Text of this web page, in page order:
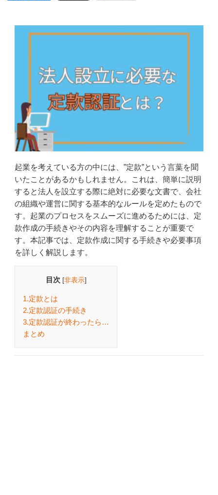
起業を考えている方の中には、”定款”という言葉を聞
いたことがあるかもしれません。これは、簡単に説明
すると法人を設立する際に絶対に必要な文書で、会社
の組織や運営に関する基本的なルールを定めたもので
す。起業のプロセスをスムーズに進めるためには、定
款作成の手続きやその内容を理解することが重要で
す。本記事では、定款作成に関する手続きや必要事項
を詳しく解説します。
目次 [非表示]
1.定款とは
2.定款認証の手続き
3.定款認証が終わったら…
まとめ